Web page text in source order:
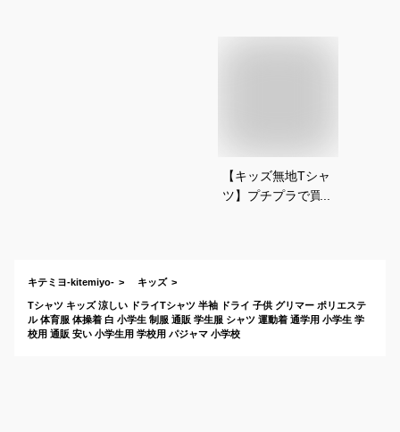
【キッズ無地Tシャ
ツ】プチプラで買え
キテミヨ-kitemiyo- キッズ
Tシャツ キッズ 涼しい ドライTシャツ 半袖 ドライ 子供 グリマー ポリエステ
ル 体育服 体操着 白 小学生 制服 通販 学生服 シャツ 運動着 通学用 小学生 学
校用 通販 安い 小学生用 学校用 パジャマ 小学校